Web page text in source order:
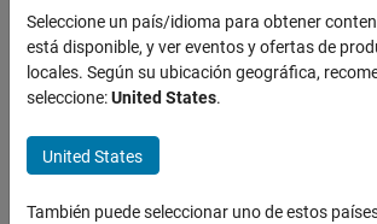
¿Qué tan útil fue esta
Seleccione un país/idioma para obtener
está disponible, y ver eventos y ofertas de
locales. Según su ubicación geográfica,
seleccione:United States.
United States
También puede seleccionar uno de estos